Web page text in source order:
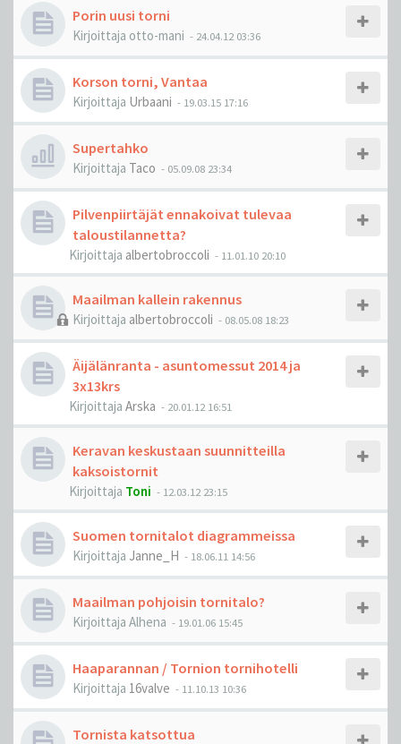
Porin uusi torni
Kirjoittaja otto-mani - 24.04.12 03:36
Korson torni, Vantaa
Kirjoittaja Urbaani - 19.03.15 17:16
Supertahko
Kirjoittaja Taco - 05.09.08 23:34
Pilvenpiirtäjät ennakoivat tulevaa
taloustilannetta?
Kirjoittaja albertobroccoli - 11.01.10 20:10
Maailman kallein rakennus
Kirjoittaja albertobroccoli - 08.05.08 18:23
Äijälänranta - asuntomessut 2014 ja
3x13krs
Kirjoittaja Arska - 20.01.12 16:51
Keravan keskustaan suunnitteilla
kaksoistornit
Kirjoittaja Toni - 12.03.12 23:15
Suomen tornitalot diagrammeissa
Kirjoittaja Janne_H - 18.06.11 14:56
Maailman pohjoisin tornitalo?
Kirjoittaja Alhena - 19.01.06 15:45
Haaparannan / Tornion tornihotelli
Kirjoittaja 16valve - 11.10.13 10:36
Tornista katsottua